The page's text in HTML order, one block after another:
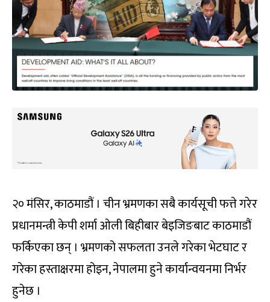
२० मंसिर, काठमाडौं । चीन भ्रमणका सबै कार्यसूची फत्ते गरेर
प्रधानमन्त्री केपी शर्मा ओली बिहीबार बेइजिङबाट काठमाडौं
फर्किएका छन् । भ्रमणको सफलता उनले गरेका भेटघाट र
गरेका हस्ताक्षरमा होइन, नेपालमा हुने कार्यान्वयनमा निर्भर
हुनेछ ।